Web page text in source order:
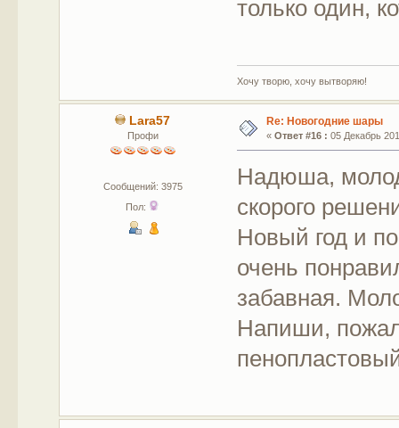
только один,
Хочу творю, хочу вытворяю!
Lara57
Профи
Сообщений: 3975
Пол:
Re: Новогодние шары
« Ответ #16 : 05 Декабрь
Надюша,
скорого
Новый год и
очень
забавная.
Напиши,